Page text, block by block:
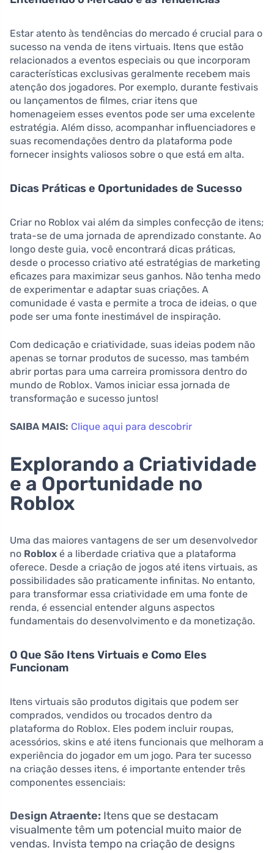
Estar atento às tendências do mercado é crucial para o
sucesso na venda de itens virtuais. Itens que estão
relacionados a eventos especiais ou que incorporam
características exclusivas geralmente recebem mais
atenção dos jogadores. Por exemplo, durante festivais
ou lançamentos de filmes, criar itens que
homenageiem esses eventos pode ser uma excelente
estratégia. Além disso, acompanhar influenciadores e
suas recomendações dentro da plataforma pode
fornecer insights valiosos sobre o que está em alta.
Dicas Práticas e Oportunidades de Sucesso
Criar no Roblox vai além da simples confecção de itens;
trata-se de uma jornada de aprendizado constante. Ao
longo deste guia, você encontrará dicas práticas,
desde o processo criativo até estratégias de marketing
eficazes para maximizar seus ganhos. Não tenha medo
de experimentar e adaptar suas criações. A
comunidade é vasta e permite a troca de ideias, o que
pode ser uma fonte inestimável de inspiração.
Com dedicação e criatividade, suas ideias podem não
apenas se tornar produtos de sucesso, mas também
abrir portas para uma carreira promissora dentro do
mundo de Roblox. Vamos iniciar essa jornada de
transformação e sucesso juntos!
SAIBA MAIS: Clique aqui para descobrir
Explorando a Criatividade
e a Oportunidade no
Roblox
Uma das maiores vantagens de ser um desenvolvedor
no Roblox é a liberdade criativa que a plataforma
oferece. Desde a criação de jogos até itens virtuais, as
possibilidades são praticamente infinitas. No entanto,
para transformar essa criatividade em uma fonte de
renda, é essencial entender alguns aspectos
fundamentais do desenvolvimento e da monetização.
O Que São Itens Virtuais e Como Eles
Funcionam
Itens virtuais são produtos digitais que podem ser
comprados, vendidos ou trocados dentro da
plataforma do Roblox. Eles podem incluir roupas,
acessórios, skins e até itens funcionais que melhoram a
experiência do jogador em um jogo. Para ter sucesso
na criação desses itens, é importante entender três
componentes essenciais:
Design Atraente: Itens que se destacam
visualmente têm um potencial muito maior de
vendas. Invista tempo na criação de designs